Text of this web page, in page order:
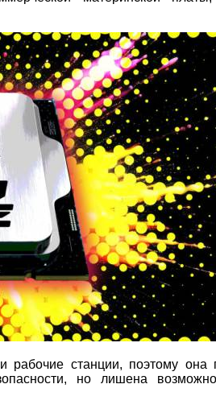
станции, поэтому она
но лишена